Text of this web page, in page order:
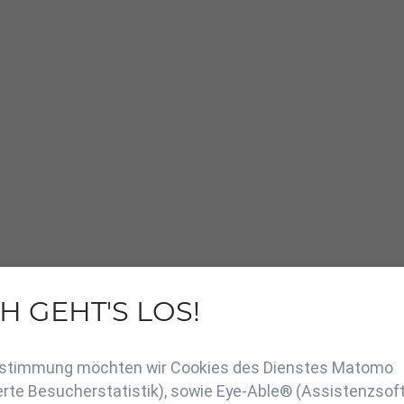
GEHT'S LOS!
möchten wir Cookies des Dienstes Matomo
Besucherstatistik), sowie Eye-Able®